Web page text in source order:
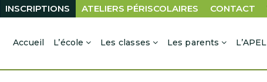
CONTACT
ATELIERS PÉRISCOLAIRES
INSCRIPTIONS
Accueil L’école Les classes Les parents L’APEL